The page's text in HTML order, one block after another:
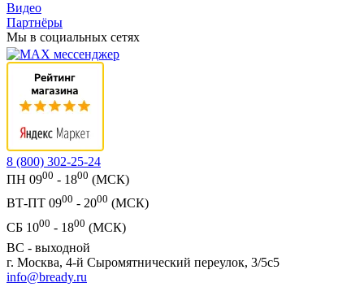
Видео
Партнёры
Мы в социальных сетях
8 (800) 302-25-24
ПН 0900 - 1800 (МСК)
ВТ-ПТ 0900 - 2000 (МСК)
СБ 1000 - 1800 (МСК)
ВС - выходной
г. Москва, 4-й Сыромятнический переулок, 3/5с5
info@bready.ru